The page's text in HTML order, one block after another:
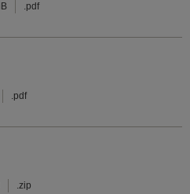
.pdf
.pdf
.zip